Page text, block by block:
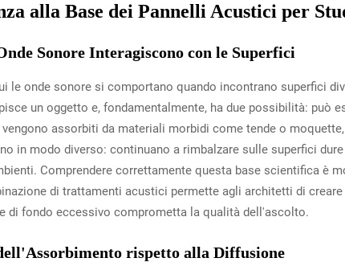
alla Base dei Pannelli Acustici per
Sonore Interagiscono con le Superfici
le onde sonore si comportano quando incontrano superfici
un oggetto e, fondamentalmente, ha due possibilità:
assorbiti da materiali morbidi come tende o
in modo diverso: continuano a rimbalzare sulle superfici
Comprendere correttamente questa base scientifica è
di trattamenti acustici permette agli architetti di
di fondo eccessivo comprometta la qualità dell'ascolto.
rispetto alla Diffusione